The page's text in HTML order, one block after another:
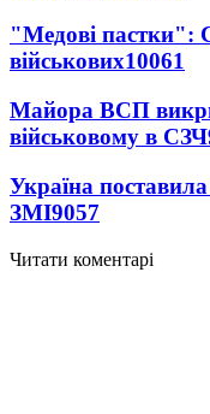
"Медові пастки":
військових10061
Майора ВСП
військовому в СЗЧ
Україна
ЗМІ9057
Читати коментарі